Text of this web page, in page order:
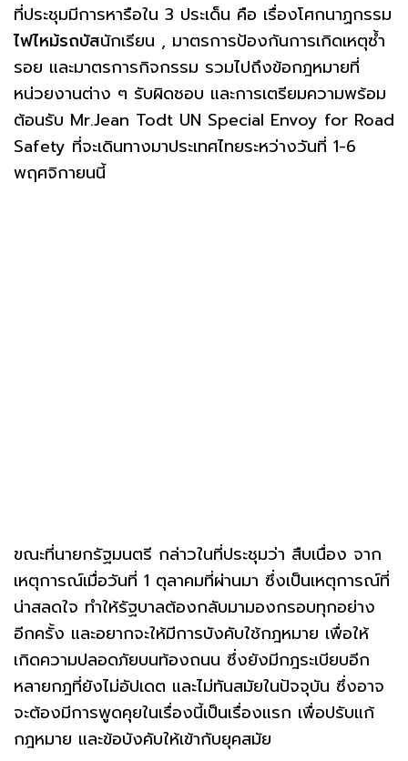
ที่ประชุมมีการหารือใน 3 ประเด็น คือ เรื่องโศกนาฏกรรม
ไฟไหม้รถบัสนักเรียน , มาตรการป้องกันการเกิดเหตุซ้ำ
รอย และมาตรการกิจกรรม รวมไปถึงข้อกฎหมายที่
หน่วยงานต่าง ๆ รับผิดชอบ และการเตรียมความพร้อม
ต้อนรับ Mr.Jean Todt UN Special Envoy for Road
Safety ที่จะเดินทางมาประเทศไทยระหว่างวันที่ 1-6
พฤศจิกายนนี้
ขณะที่นายกรัฐมนตรี กล่าวในที่ประชุมว่า สืบเนื่อง จาก
เหตุการณ์เมื่อวันที่ 1 ตุลาคมที่ผ่านมา ซึ่งเป็นเหตุการณ์ที่
น่าสลดใจ ทำให้รัฐบาลต้องกลับมามองกรอบทุกอย่าง
อีกครั้ง และอยากจะให้มีการบังคับใช้กฎหมาย เพื่อให้
เกิดความปลอดภัยบนท้องถนน ซึ่งยังมีกฎระเบียบอีก
หลายกฎที่ยังไม่อัปเดต และไม่ทันสมัยในปัจจุบัน ซึ่งอาจ
จะต้องมีการพูดคุยในเรื่องนี้เป็นเรื่องแรก เพื่อปรับแก้
กฎหมาย และข้อบังคับให้เข้ากับยุคสมัย